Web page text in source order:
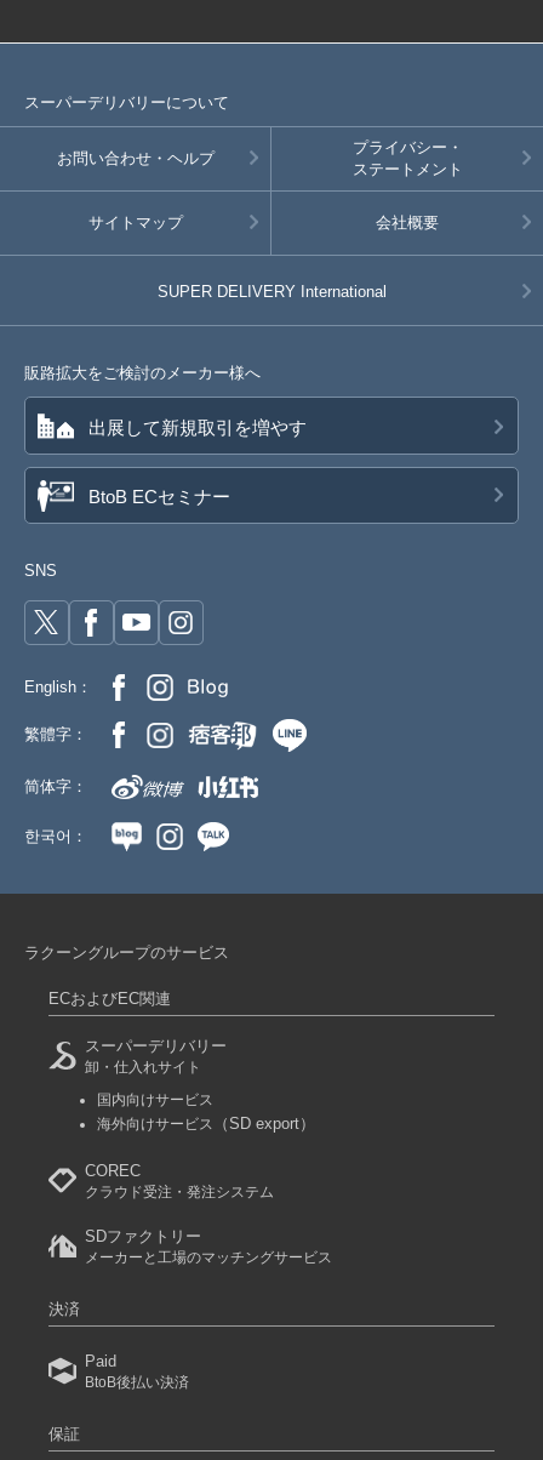
参考上代
卸価格は 会員のみ公開
/ メーカー品番：934-30
12-6刺し子ブラック110cm
オープンプライス
12-6刺し子ブラック120cm
参考上代 オープンプライス
会員のみ公開
参考上代
12-6刺し子ブラック150cm
卸価格は会員のみ公開
SD品番：12181784S35
12-6刺し子ブラック160cm
参考上代
SD品番：12181784S36
スーパーデリバリーについて
お問い合わせ・ヘルプ
プライバシー・
ステートメント
サイトマップ 会社概要
SUPER DELIVERY International
販路拡大をご検討のメーカー様へ
出展して新規取引を増やす
BtoB ECセミナー
SNS
English：
繁體字：
简体字：
한국어：
ラクーングループのサービス
ECおよびEC関連
スーパーデリバリー
卸・仕入れサイト
国内向けサービス
海外向けサービス
（SD export）
COREC
クラウド受注・発注システム
SDファクトリー
メーカーと工場のマッチングサービス
決済
Paid
BtoB後払い決済
保証